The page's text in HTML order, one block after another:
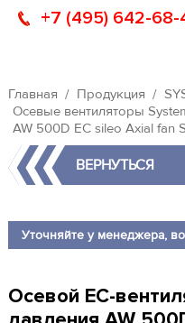
+7 (495) 642-68-
Главная Продукция
Осевые вентиляторы
AW 500D EC sileo Axial fan
ВЕРНУТЬСЯ
Уточняйте у менеджера,
Осевой ЕС-